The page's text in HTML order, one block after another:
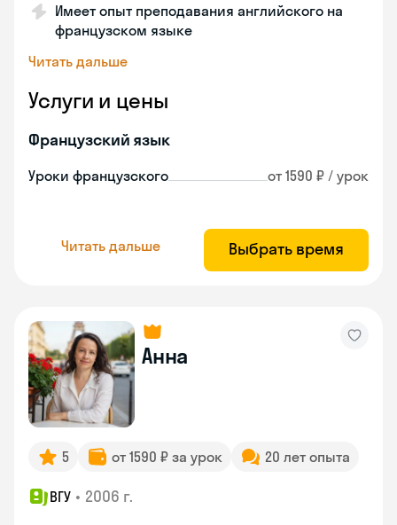
Имеет опыт преподавания английского на
французском языке
Читать дальше
Услуги и цены
Французский язык
Уроки французского от 1590 ₽ / урок
Читать дальше Выбрать время
Анна
5 от 1590 ₽ за урок 20 лет опыта
ВГУ • 2006 г.